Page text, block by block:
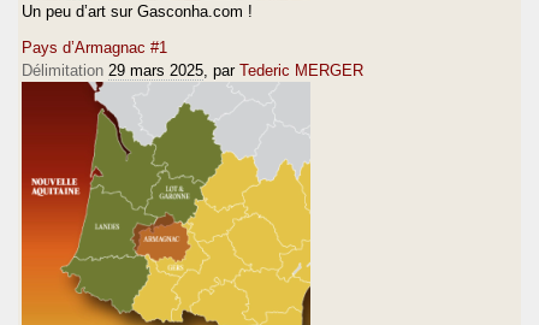
Un peu d’art sur Gasconha.com !
Pays d’Armagnac #1
Délimitation 29 mars 2025 , par Tederic MERGER